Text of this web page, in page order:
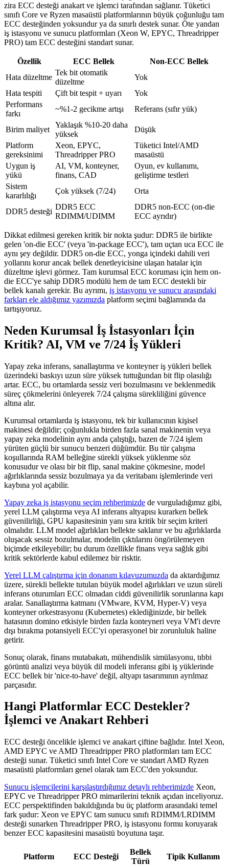
zira ECC desteği anakart ve işlemci tarafından sağlanır. Tüketici
sınıfı Core ve Ryzen masaüstü platformlarının büyük çoğunluğu tam
ECC desteğinden yoksundur ya da sınırlı destek sunar. Öte yandan
iş istasyonu ve sunucu platformları (Xeon W, EPYC, Threadripper
PRO) tam ECC desteğini standart sunar.
Özellik ECC Bellek
Non-ECC Bellek
Hata düzeltme
Tek bit otomatik
düzeltme
Yok
Hata tespiti
Çift bit tespit + uyarı
Yok
Performans
farkı
~%1-2 gecikme artışı Referans (sıfır yük)
Birim maliyet
Yaklaşık %10-20 daha
yüksek
Düşük
Platform
gereksinimi
Xeon, EPYC,
Threadripper PRO
Tüketici Intel/AMD
masaüstü
Uygun iş
yükü
AI, VM, konteyner,
finans, CAD
Oyun, ev kullanımı,
geliştirme testleri
Sistem
kararlılığı
Çok yüksek (7/24) Orta
DDR5 desteği
DDR5 ECC
RDIMM/UDIMM
DDR5 non-ECC (on-die
ECC ayrıdır)
Dikkat edilmesi gereken kritik bir nokta şudur: DDR5 ile birlikte
gelen 'on-die ECC' (veya 'in-package ECC'), tam uçtan uca ECC ile
aynı şey değildir. DDR5 on-die ECC, yonga içindeki dahili veri
yollarını korur ancak bellek denetleyicisine ulaşan hatalar için
düzeltme işlevi görmez. Tam kurumsal ECC koruması için hem on-
die ECC'ye sahip DDR5 modülü hem de tam ECC destekli bir
bellek kanalı gerekir. Bu ayrımı, iş istasyonu ve sunucu arasındaki
farkları ele aldığımız yazımızda platform seçimi bağlamında da
tartışıyoruz.
Neden Kurumsal İş İstasyonları İçin
Kritik? AI, VM ve 7/24 İş Yükleri
Yapay zeka inferans, sanallaştırma ve konteyner iş yükleri bellek
üzerindeki baskıyı uzun süre yüksek tuttuğundan bit flip olasılığı
artar. ECC, bu ortamlarda sessiz veri bozulmasını ve beklenmedik
süreç çökmelerini önleyerek 7/24 çalışma sürekliliğini güvence
altına alır.
Kurumsal ortamlarda iş istasyonu, tek bir kullanıcının kişisel
makinesi değildir; çoğunlukla birden fazla sanal makinenin veya
yapay zeka modelinin aynı anda çalıştığı, bazen de 7/24 işlem
yürüten güçlü bir sunucu benzeri düğümdür. Bu tür çalışma
koşullarında RAM belleğine sürekli yüksek yüklenme söz
konusudur ve olası bir bit flip, sanal makine çökmesine, model
ağırlıklarında sessiz bozulmaya ya da veritabanı işlemlerinde veri
kaybına yol açabilir.
Yapay zeka iş istasyonu seçim rehberimizde de vurguladığımız gibi,
yerel LLM çalıştırma veya AI inferans altyapısı kurarken bellek
güvenilirliği, GPU kapasitesinin yanı sıra kritik bir seçim kriteri
olmalıdır. LLM model ağırlıkları bellekte saklanır ve bu ağırlıklarda
oluşacak sessiz bozulmalar, modelin çıktılarını öngörülemeyen
biçimde etkileyebilir; bu durum özellikle finans veya sağlık gibi
kritik sektörlerde kabul edilemez bir risktir.
Yerel LLM çalıştırma için donanım kılavuzumuzda da aktardığımız
üzere, sürekli bellekte tutulan büyük model ağırlıkları ve uzun süreli
inferans oturumları ECC olmadan ciddi güvenilirlik sorunlarına kapı
aralar. Sanallaştırma katmanı (VMware, KVM, Hyper-V) veya
konteyner orkestrasyonu (Kubernetes) eklediğinizde, bir bellek
hatasının domino etkisiyle birden fazla konteyneri veya VM'i devre
dışı bırakma potansiyeli ECC'yi operasyonel bir zorunluluk haline
getirir.
Sonuç olarak, finans mutabakatı, mühendislik simülasyonu, tıbbi
görüntü analizi veya büyük dil modeli inferansı gibi iş yüklerinde
ECC bellek bir 'nice-to-have' değil, altyapı tasarımının ayrılmaz
parçasıdır.
Hangi Platformlar ECC Destekler?
İşlemci ve Anakart Rehberi
ECC desteği öncelikle işlemci ve anakart çiftine bağlıdır. Intel Xeon,
AMD EPYC ve AMD Threadripper PRO platformları tam ECC
desteği sunar. Tüketici sınıfı Intel Core ve standart AMD Ryzen
masaüstü platformları genel olarak tam ECC'den yoksundur.
Sunucu işlemcilerini karşılaştırdığımız detaylı rehberimizde Xeon,
EPYC ve Threadripper PRO mimarilerini teknik açıdan inceliyoruz.
ECC perspektifinden bakıldığında bu üç platform arasındaki temel
fark şudur: Xeon ve EPYC tam sunucu sınıfı RDIMM/LRDIMM
desteği sunarken Threadripper PRO, iş istasyonu formu koruyarak
benzer ECC kapasitesini masaüstü boyutuna taşır.
Platform ECC Desteği
Bellek
Türü
Tipik Kullanım